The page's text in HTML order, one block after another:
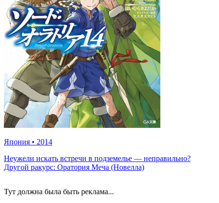
Япония • 2014
Неужели искать встречи в подземелье — неправильно?
Другой ракурс: Оратория Меча (Новелла)
Тут должна была быть реклама...